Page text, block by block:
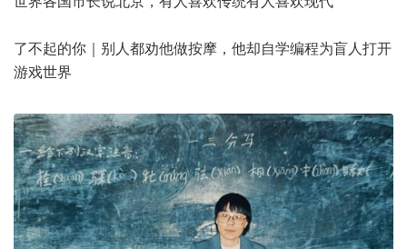
了不起的你｜别人都劝他做按摩，他却自学编程为盲人打开
游戏世界